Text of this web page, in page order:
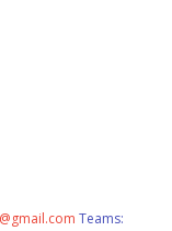
Teams: